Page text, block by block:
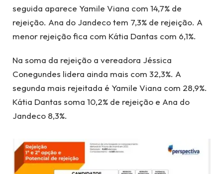
seguida aparece Yamile Viana com 14,7% de
rejeição. Ana do Jandeco tem 7,3% de rejeição. A
menor rejeição fica com Kátia Dantas com 6,1%.
Na soma da rejeição a vereadora Jéssica
Conegundes lidera ainda mais com 32,3%. A
segunda mais rejeitada é Yamile Viana com 28,9%.
Kátia Dantas soma 10,2% de rejeição e Ana do
Jandeco 8,3%.